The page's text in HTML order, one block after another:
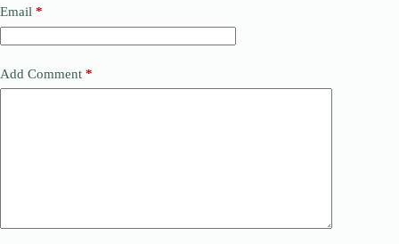
Email *
Add Comment *